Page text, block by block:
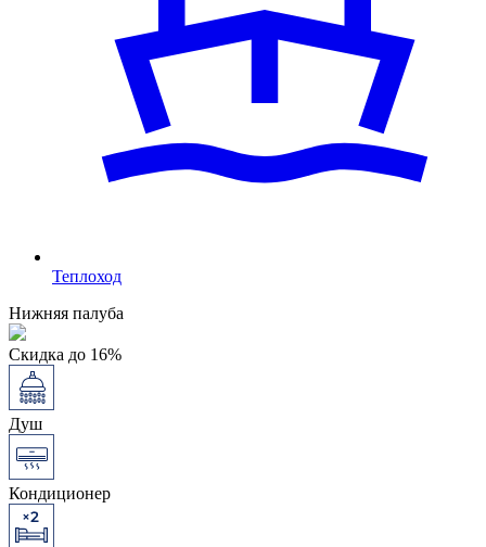
Теплоход
Нижняя палуба
Скидка до 16%
Душ
Кондиционер